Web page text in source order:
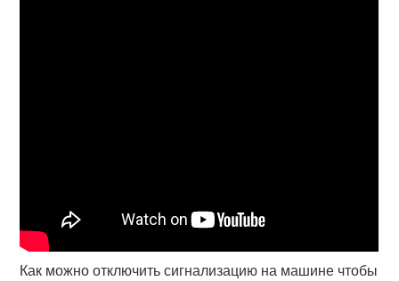
Как можно отключить сигнализацию на машине чтобы